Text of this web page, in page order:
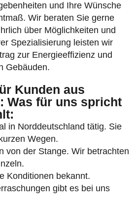
und Ihre Wünsche
Wir beraten Sie gerne
über Möglichkeiten und
Spezialisierung leisten wir
zur Energieeffizienz und
Gebäuden.
Kunden aus
Was für uns spricht
in Norddeutschland tätig. Sie
Wegen.
von der Stange. Wir betrachten
Konditionen bekannt.
gibt es bei uns